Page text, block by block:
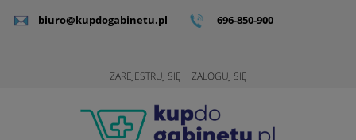
biuro@kupdogabinetu.pl 696-850-900
ZAREJESTRUJ SIĘ ZALOGUJ SIĘ